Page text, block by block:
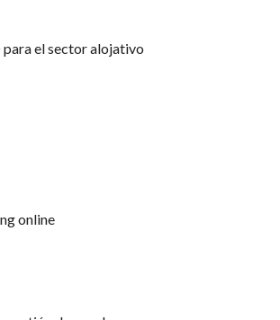
para el sector alojativo
online